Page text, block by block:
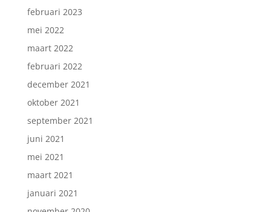
februari 2023
mei 2022
maart 2022
februari 2022
december 2021
oktober 2021
september 2021
juni 2021
mei 2021
maart 2021
januari 2021